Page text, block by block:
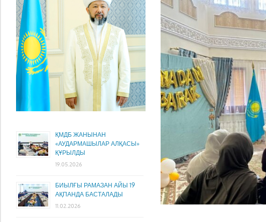
ҚМДБ ЖАНЫНАН
«АУДАРМАШЫЛАР АЛҚАСЫ»
ҚҰРЫЛДЫ
19.05.2026
БИЫЛҒЫ РАМАЗАН АЙЫ 19
АҚПАНДА БАСТАЛАДЫ
11.02.2026